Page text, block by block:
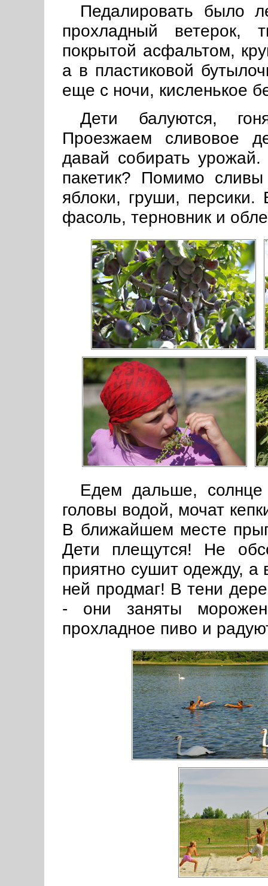
Педалировать было
прохладный ветерок,
покрытой асфальтом,
а в пластиковой
еще с ночи, кисленькое
Дети балуются,
Проезжаем сливовое
давай собирать
пакетик? Помимо
яблоки, груши,
фасоль, терновник и
Едем дальше,
головы водой, мочат
В ближайшем месте
Дети плещутся! Не
приятно сушит одежду,
ней продмаг! В тени
- они заняты
прохладное пиво и